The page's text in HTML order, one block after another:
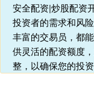
安全配资|炒股配资
投资者的需求和风
丰富的交易员，都
供灵活的配资额度
整，以确保您的投资